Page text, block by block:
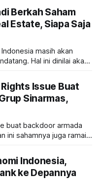
Berkah Saham
Estate, Siapa Saja
masih akan
Hal ini dinilai akan
Rights Issue Buat
Sinarmas,
buat backdoor armada
ini sahamnya juga ramai
Indonesia,
ke Depannya